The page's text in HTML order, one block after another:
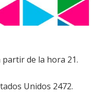
partir de la hora 21.
Unidos 2472.